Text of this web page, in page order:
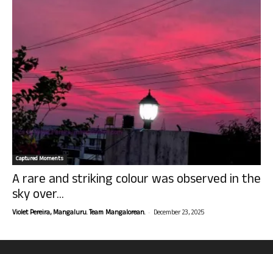
Captured Moments
A rare and striking colour was observed in the
sky over...
Violet Pereira, Mangaluru. Team Mangalorean. - December 23, 2025